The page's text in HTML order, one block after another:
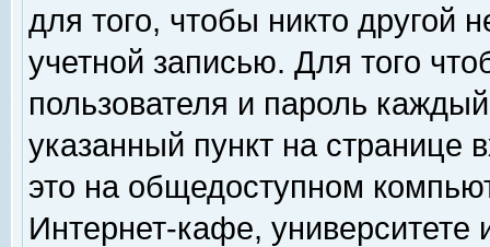
для того, чтобы никто другой
учетной записью. Для того
пользователя и пароль
указанный пункт на
это на общедоступном
Интернет-кафе, университете